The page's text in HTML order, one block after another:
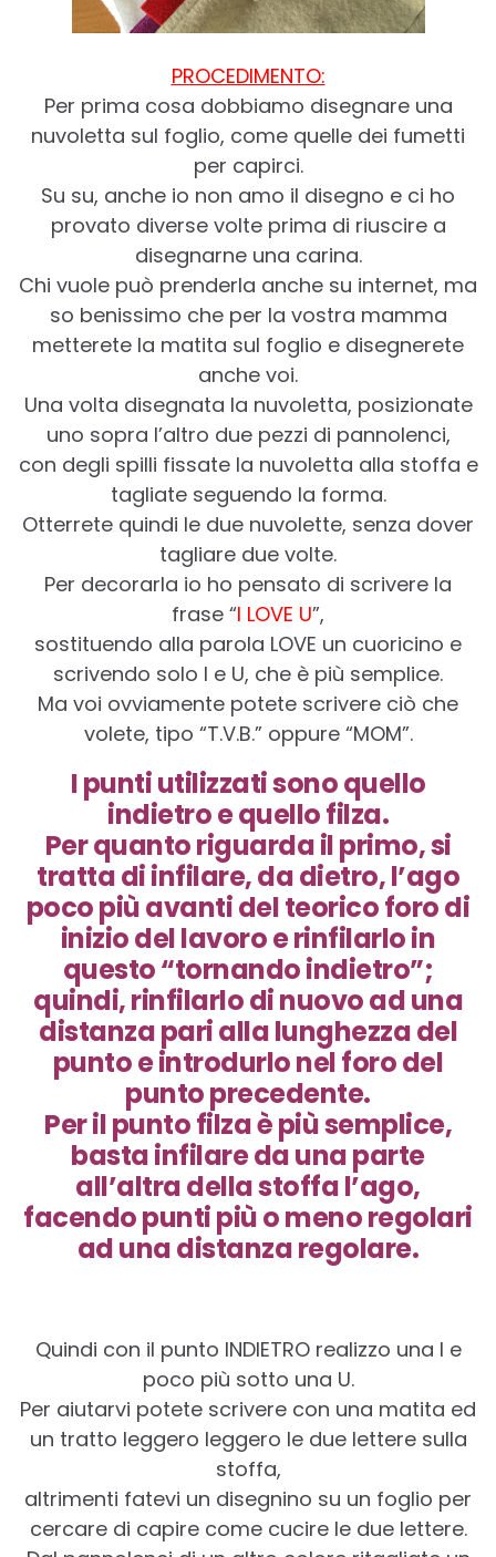
PROCEDIMENTO:
Per prima cosa dobbiamo disegnare una
nuvoletta sul foglio, come quelle dei fumetti
per capirci.
Su su, anche io non amo il disegno e ci ho
provato diverse volte prima di riuscire a
disegnarne una carina.
Chi vuole può prenderla anche su internet, ma
so benissimo che per la vostra mamma
metterete la matita sul foglio e disegnerete
anche voi.
Una volta disegnata la nuvoletta, posizionate
uno sopra l’altro due pezzi di pannolenci,
con degli spilli fissate la nuvoletta alla stoffa e
tagliate seguendo la forma.
Otterrete quindi le due nuvolette, senza dover
tagliare due volte.
Per decorarla io ho pensato di scrivere la
frase “I LOVE U”,
sostituendo alla parola LOVE un cuoricino e
scrivendo solo I e U, che è più semplice.
Ma voi ovviamente potete scrivere ciò che
volete, tipo “T.V.B.” oppure “MOM”.
I punti utilizzati sono quello
indietro e quello filza.
Per quanto riguarda il primo, si
tratta di infilare, da dietro, l’ago
poco più avanti del teorico foro di
inizio del lavoro e rinfilarlo in
questo “tornando indietro”;
quindi, rinfilarlo di nuovo ad una
distanza pari alla lunghezza del
punto e introdurlo nel foro del
punto precedente.
Per il punto filza è più semplice,
basta infilare da una parte
all’altra della stoffa l’ago,
facendo punti più o meno regolari
ad una distanza regolare.
Quindi con il punto INDIETRO realizzo una I e
poco più sotto una U.
Per aiutarvi potete scrivere con una matita ed
un tratto leggero leggero le due lettere sulla
stoffa,
altrimenti fatevi un disegnino su un foglio per
cercare di capire come cucire le due lettere.